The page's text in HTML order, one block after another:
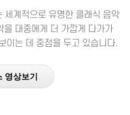
세계적으로 유명한 클래식 음악
대중에게 더 가깝게 다가가
이는 데 중점을 두고 있습니다.
영상보기